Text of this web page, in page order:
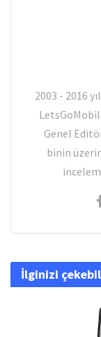
2003 - 2016
Genel
binin
İlginizi